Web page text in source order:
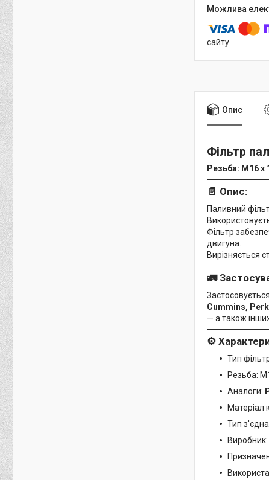
сайту.
Опис
Фільтр
Резьба: M16 x
📄 Опис:
Паливний
Фільтр
двигуна.
Вирізняється
🚛
Cummins,
— а також
⚙️
Тип
Резьба:
Аналоги:
Матеріал
Тип